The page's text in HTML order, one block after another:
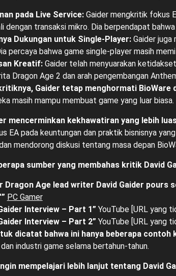
pada Live Service:Gaider mengkritik fokus
dengan transaksi mikro. Dia berpendapat
Dukungan untuk Single-Player:Gaider juga
percaya bahwa game single-player masih
Kreatif:Gaider telah menyuarakan
Dragon Age 2 dan arah pengembangan
Gaider tetap menghormati BioWare
masih mampu membuat game yang luar biasa.
mencerminkan kekhawatiran yang lebih
EA pada keuntungan dan praktik bisnisnya
mendorong diskusi tentang masa depan
sumber yang membahas kritik David
Dragon Age lead writer David Gaider pours
PC Gamer
Interview – Part 1” YouTube [URL yang
Interview – Part 2” YouTube [URL yang
dicatat bahwa ini hanya beberapa contoh
industri game selama bertahun-tahun.
mempelajari lebih lanjut tentang David